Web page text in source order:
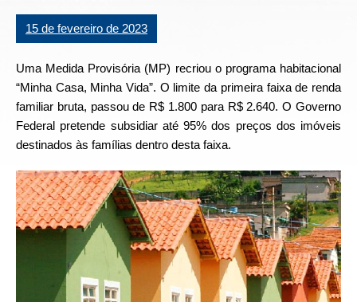
15 de fevereiro de 2023
Uma Medida Provisória (MP) recriou o programa habitacional
“Minha Casa, Minha Vida”. O limite da primeira faixa de renda
familiar bruta, passou de R$ 1.800 para R$ 2.640. O Governo
Federal pretende subsidiar até 95% dos preços dos imóveis
destinados às famílias dentro desta faixa.